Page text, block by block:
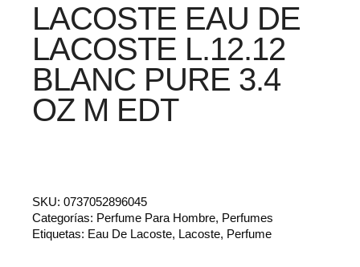
LACOSTE EAU DE
LACOSTE L.12.12
BLANC PURE 3.4
OZ M EDT
SKU: 0737052896045
Categorías: Perfume Para Hombre, Perfumes
Etiquetas: Eau De Lacoste, Lacoste, Perfume